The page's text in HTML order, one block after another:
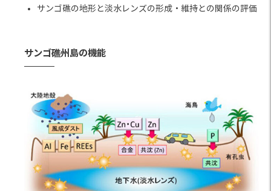
サンゴ礁の地形と淡水レンズの形成・維持との関係の評価
サンゴ礁州島の機能